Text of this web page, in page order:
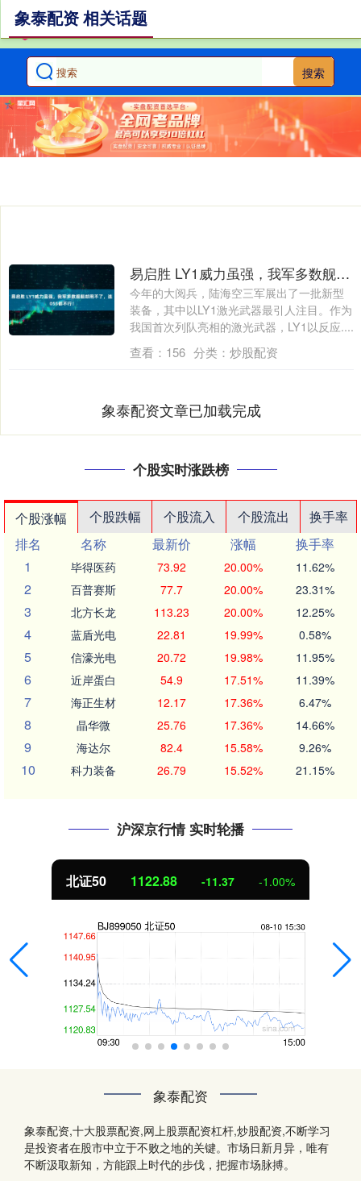
搜索
象泰配资 相关话题
易启胜 LY1威力虽强，我军多数舰艇却用不了，连055都不行！
今年的大阅兵，陆海空三军展出了一批新型
装备，其中以LY1激光武器最引人注目。作为
我国首次列队亮相的激光武器，LY1以反应....
查看： 156 分类： 炒股配资
象泰配资文章已加载完成
个股实时涨跌榜
个股涨幅 个股跌幅 个股流入 个股流出
换手率
排名
名称 最新价 涨幅
换手率
1
毕得医药 73.92 20.00% 11.62%
2 百普赛斯 77.7 20.00% 23.31%
3 北方长龙 113.23 20.00% 12.25%
4 蓝盾光电 22.81 19.99% 0.58%
5 信濠光电 20.72 19.98% 11.95%
6 近岸蛋白 54.9 17.51% 11.39%
7 海正生材 12.17 17.36% 6.47%
8 晶华微 25.76 17.36% 14.66%
9 海达尔 82.4 15.58% 9.26%
10 科力装备 26.79 15.52% 21.15%
沪深京行情 实时轮播
北证50 1122.88 -11.37 -1.00%
象泰配资
象泰配资,十大股票配资,网上股票配资杠杆,炒股配资,不断学习
是投资者在股市中立于不败之地的关键。市场日新月异，唯有
不断汲取新知，方能跟上时代的步伐，把握市场脉搏。